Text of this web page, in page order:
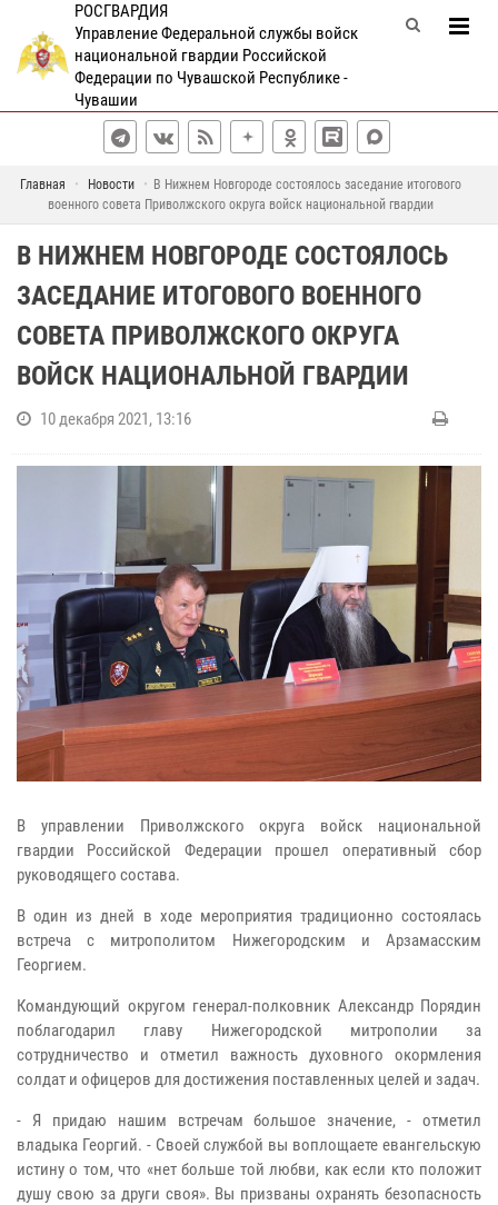
РОСГВАРДИЯ
Управление Федеральной службы войск
национальной гвардии Российской
Федерации по Чувашской Республике -
Чувашии
Главная Новости
В Нижнем Новгороде состоялось заседание итогового
военного совета Приволжского округа войск национальной гвардии
В НИЖНЕМ НОВГОРОДЕ СОСТОЯЛОСЬ
ЗАСЕДАНИЕ ИТОГОВОГО ВОЕННОГО
СОВЕТА ПРИВОЛЖСКОГО ОКРУГА
ВОЙСК НАЦИОНАЛЬНОЙ ГВАРДИИ
10 декабря 2021, 13:16
В управлении Приволжского округа войск национальной
гвардии Российской Федерации прошел оперативный сбор
руководящего состава.
В один из дней в ходе мероприятия традиционно состоялась
встреча с митрополитом Нижегородским и Арзамасским
Георгием.
Командующий округом генерал-полковник Александр Порядин
поблагодарил главу Нижегородской митрополии за
сотрудничество и отметил важность духовного окормления
солдат и офицеров для достижения поставленных целей и задач.
- Я придаю нашим встречам большое значение, - отметил
владыка Георгий. - Своей службой вы воплощаете евангельскую
истину о том, что «нет больше той любви, как если кто положит
душу свою за други своя». Вы призваны охранять безопасность